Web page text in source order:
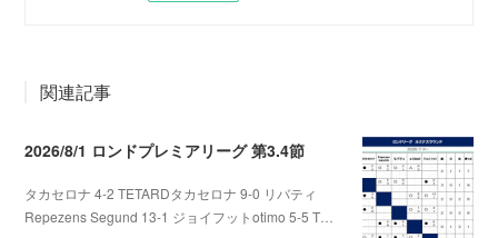
関連記事
2026/8/1 ロンドプレミアリーグ 第3.4節
タカセロナ 4-2 TETARDタカセロナ 9-0 リバティ
Repezens Segund 13-1 ジョイフットotimo 5-5 T…